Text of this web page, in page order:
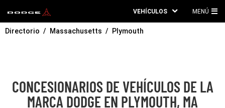
VEHÍCULOS MENÚ
Directorio Massachusetts Plymouth
CONCESIONARIOS DE VEHÍCULOS DE LA
MARCA DODGE EN PLYMOUTH, MA